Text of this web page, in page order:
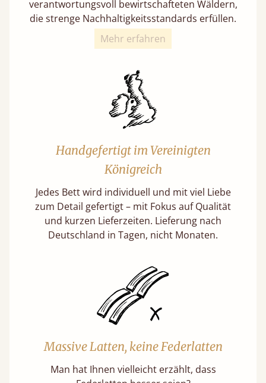
verantwortungsvoll bewirtschafteten Wäldern,
die strenge Nachhaltigkeitsstandards erfüllen.
Mehr erfahren
Handgefertigt im Vereinigten
Königreich
Jedes Bett wird individuell und mit viel Liebe
zum Detail gefertigt – mit Fokus auf Qualität
und kurzen Lieferzeiten. Lieferung nach
Deutschland in Tagen, nicht Monaten.
Massive Latten, keine Federlatten
Man hat Ihnen vielleicht erzählt, dass